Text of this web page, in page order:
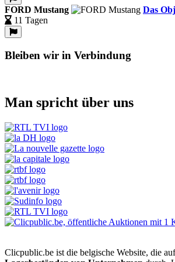
FORD Mustang
Das
11 Tagen
Bleiben wir in Verbindung
Man spricht über uns
Clicpublic.be ist die belgische Website, die